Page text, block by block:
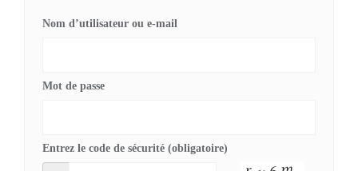
Nom d’utilisateur ou e-mail
Mot de passe
Entrez le code de sécurité (obligatoire)